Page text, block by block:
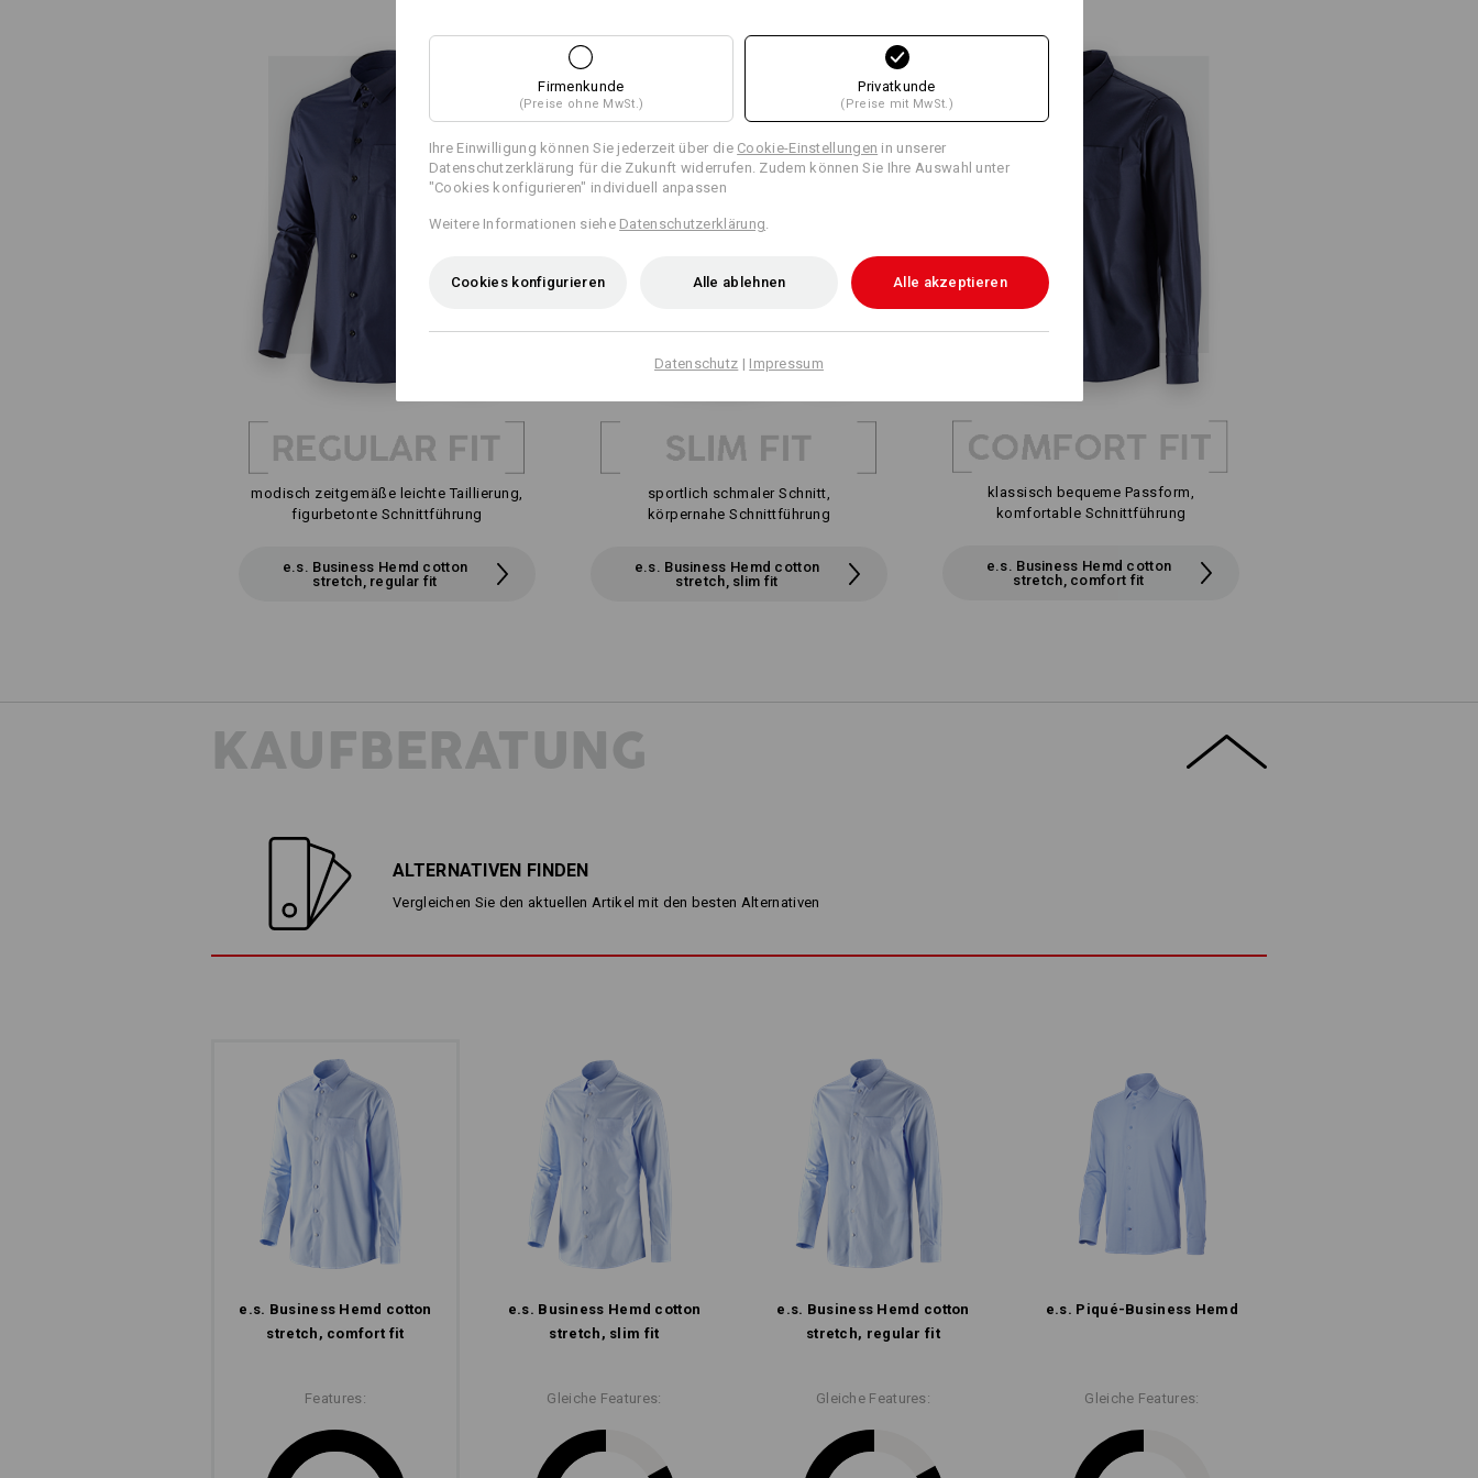
modisch zeitgemäße leichte Taillierung,
figurbetonte Schnittführung
e.s. Business Hemd cotton
stretch, regular fit
sportlich schmaler Schnitt,
körpernahe Schnittführung
e.s. Business Hemd cotton
stretch, slim fit
klassisch bequeme Passform,
komfortable Schnittführung
e.s. Business Hemd cotton
stretch, comfort fit
KAUFBERATUNG
ALTERNATIVEN FINDEN
Vergleichen Sie den aktuellen Artikel mit den besten Alternativen
e.s. Business Hemd cotton
stretch, comfort fit
Features:
e.s. Business Hemd cotton
stretch, slim fit
e.s. Business Hemd cotton
stretch, regular fit
e.s. Piqué-Business Hemd
Gleiche Features: Gleiche Features: Gleiche Features:
Firmenkunde
(Preise ohne MwSt.)
Privatkunde
(Preise mit MwSt.)
Ihre Einwilligung können Sie jederzeit über die Cookie-Einstellungen in unserer
Datenschutzerklärung für die Zukunft widerrufen. Zudem können Sie Ihre Auswahl unter
"Cookies konfigurieren" individuell anpassen
Weitere Informationen siehe Datenschutzerklärung
Cookies konfigurieren Alle ablehnen Alle akzeptieren
Datenschutz | Impressum